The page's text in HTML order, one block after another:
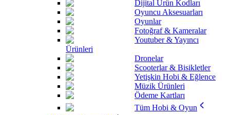
Dijital Ürün Kodları
Oyuncu Aksesuarları
Oyunlar
Fotoğraf & Kameralar
Youtuber & Yayıncı
Ürünleri
Dronelar
Scooterlar & Bisikletler
Yetişkin Hobi & Eğlence
Müzik Ürünleri
Ödeme Kartları
Tüm Hobi & Oyun